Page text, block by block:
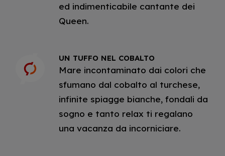
ed indimenticabile cantante dei
Queen.
UN TUFFO NEL COBALTO
Mare incontaminato dai colori che
sfumano dal cobalto al turchese,
infinite spiagge bianche, fondali da
sogno e tanto relax ti regalano
una vacanza da incorniciare.